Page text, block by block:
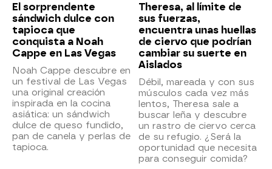
El sorprendente
sándwich dulce con
tapioca que
conquista a Noah
Cappe en Las Vegas
Noah Cappe descubre en
un festival de Las Vegas
una original creación
inspirada en la cocina
asiática: un sándwich
dulce de queso fundido,
pan de canela y perlas de
tapioca.
Theresa, al límite de
sus fuerzas,
encuentra unas huellas
de ciervo que podrían
cambiar su suerte en
Aislados
Débil, mareada y con sus
músculos cada vez más
lentos, Theresa sale a
buscar leña y descubre
un rastro de ciervo cerca
de su refugio. ¿Será la
oportunidad que necesita
para conseguir comida?